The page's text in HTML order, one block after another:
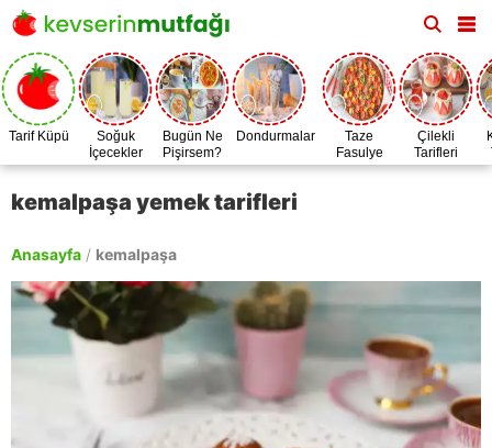
Tarif Küpü
Soğuk
İçecekler
Bugün Ne
Pişirsem?
Dondurmalar
Taze
Fasulye
Zamanı
Çilekli
Tarifleri
kemalpaşa yemek tarifleri
Anasayfa / kemalpaşa